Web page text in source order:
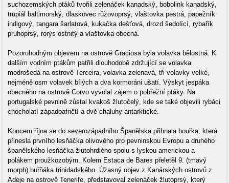
suchozemských ptáků tvořili zelenáček kanadský, bobolink kanadský,
trupiál baltimorský, dlaskovec růžovoprsý, vlaštovka pestrá, papežník
indigový, tangara šarlatová, kukačka dešťová, drozd šedolící, rybařík
pruhoprsý, rorýs ostnitý a vlaštovka obecná.
Pozoruhodným objevem na ostrově Graciosa byla volavka bělostná. K
dalším vodním ptákům patřili dlouhodobě zdržující se volavka
modrošedá na ostrově Terceira, volavka zelenavá, tři volavky velké,
nejméně osm volavek bílých a dva kormoráni ušatí. Výskyt jespáka
obecného na ostrově Corvo vyvolal zájem o pobřežní ptáky. Na
portugalské pevnině zůstal kvakoš žlutočelý, kde se také objevili rybáci
chocholatí západoafričtí a dvě chaluhy antarktické.
Koncem října se do severozápadního Španělska přihnala bouřka, která
přinesla prvního lesňáčka olivového pro pevninskou Evropu a druhého
španělského lesňáčka žlutohrdlého spolu s lyskou americkou a
polákem proužkozobým. Kolem Estaca de Bares přeletěl 9. (tmavý
morph) buřňáka trinidadského. Úžasný objev z Kanárských ostrovů z
Adeje na ostrově Tenerife, představoval zelenáček žlutoprsý, který